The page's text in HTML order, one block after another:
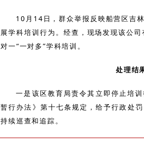
10月14日，群众举报反映船营区吉
展学科培训行为。经查，现场发现该公
对一“一对多”学科培训。
处理结
一是该区教育局责令其立即停止培
暂行办法》第十七条规定，给予行政处
持续巡查和追踪。